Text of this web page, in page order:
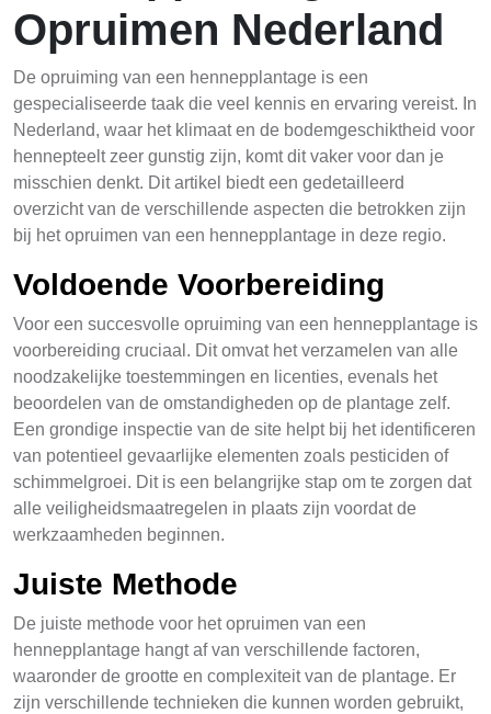
Opruimen Nederland
De opruiming van een hennepplantage is een
gespecialiseerde taak die veel kennis en ervaring vereist. In
Nederland, waar het klimaat en de bodemgeschiktheid voor
hennepteelt zeer gunstig zijn, komt dit vaker voor dan je
misschien denkt. Dit artikel biedt een gedetailleerd
overzicht van de verschillende aspecten die betrokken zijn
bij het opruimen van een hennepplantage in deze regio.
Voldoende Voorbereiding
Voor een succesvolle opruiming van een hennepplantage is
voorbereiding cruciaal. Dit omvat het verzamelen van alle
noodzakelijke toestemmingen en licenties, evenals het
beoordelen van de omstandigheden op de plantage zelf.
Een grondige inspectie van de site helpt bij het identificeren
van potentieel gevaarlijke elementen zoals pesticiden of
schimmelgroei. Dit is een belangrijke stap om te zorgen dat
alle veiligheidsmaatregelen in plaats zijn voordat de
werkzaamheden beginnen.
Juiste Methode
De juiste methode voor het opruimen van een
hennepplantage hangt af van verschillende factoren,
waaronder de grootte en complexiteit van de plantage. Er
zijn verschillende technieken die kunnen worden gebruikt,